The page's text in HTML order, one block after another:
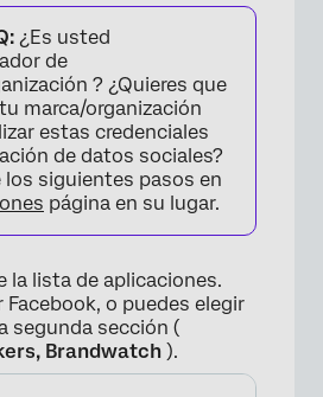
¿Es usted
de
? ¿Quieres que
marca/organización
estas credenciales
de datos sociales?
los siguientes pasos en
página en su lugar.
la lista de aplicaciones.
Facebook, o puedes elegir
segunda sección (
Brandwatch ).